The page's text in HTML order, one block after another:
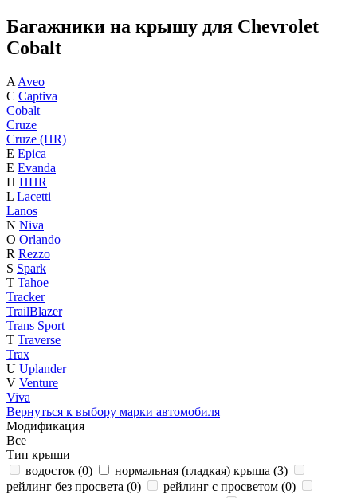
Багажники на крышу для Chevrolet
Cobalt
A Aveo
C Captiva
Cobalt
Cruze
Cruze (HR)
E Epica
E Evanda
H HHR
L Lacetti
Lanos
N Niva
O Orlando
R Rezzo
S Spark
T Tahoe
Tracker
TrailBlazer
Trans Sport
T Traverse
Trax
U Uplander
V Venture
Viva
Вернуться к выбору марки автомобиля
Модификация
Все
Тип крыши
водосток (0) нормальная (гладкая) крыша (3)
рейлинг без просвета (0) рейлинг с просветом (0)